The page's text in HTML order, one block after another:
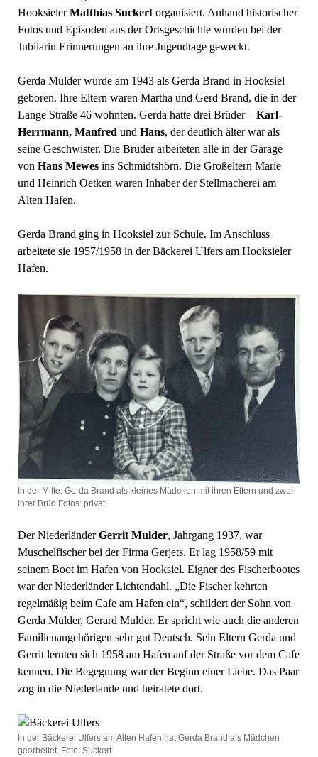
HooksielerMatthias Suckert organisiert. Anhand historischer
Fotos und Episoden aus der Ortsgeschichte wurden bei der
Jubilarin Erinnerungen an ihre Jugendtage geweckt.
Gerda Mulder wurde am 1943 als Gerda Brand in Hooksiel
geboren. Ihre Eltern waren Martha und Gerd Brand, die in der
Lange Straße 46 wohnten. Gerda hatte drei Brüder – Karl-
Herrmann, Manfred und Hans, der deutlich älter war als
seine Geschwister. Die Brüder arbeiteten alle in der Garage
von Hans Mewes ins Schmidtshörn. Die Großeltern Marie
und Heinrich Oetken waren Inhaber der Stellmacherei am
Alten Hafen.
Gerda Brand ging in Hooksiel zur Schule. Im Anschluss
arbeitete sie 1957/1958 in der Bäckerei Ulfers am Hooksieler
Hafen.
In der Mitte: Gerda Brand als kleines Mädchen mit ihren Eltern und zwei
ihrer Brüd Fotos: privat
Der NiederländerGerrit Mulder, Jahrgang 1937, war
Muschelfischer bei der Firma Gerjets. Er lag 1958/59 mit
seinem Boot im Hafen von Hooksiel. Eigner des Fischerbootes
war der Niederländer Lichtendahl. „Die Fischer kehrten
regelmäßig beim Cafe am Hafen ein“, schildert der Sohn von
Gerda Mulder, Gerard Mulder. Er spricht wie auch die anderen
Familienangehörigen sehr gut Deutsch. Sein Eltern Gerda und
Gerrit lernten sich 1958 am Hafen auf der Straße vor dem Cafe
kennen. Die Begegnung war der Beginn einer Liebe. Das Paar
zog in die Niederlande und heiratete dort.
In der Bäckerei Ulfers am Alten Hafen hat Gerda Brand als Mädchen
gearbeitet. Foto: Suckert